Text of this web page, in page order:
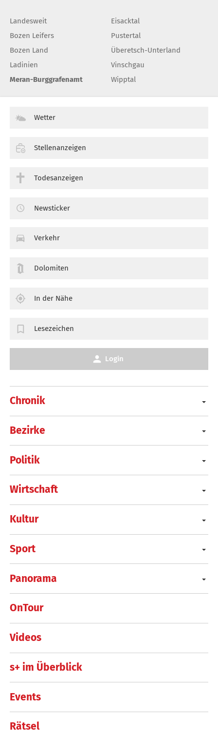
Landesweit
Bozen Leifers
Bozen Land
Ladinien
Meran-Burggrafenamt
Eisacktal
Pustertal
Überetsch-Unterland
Vinschgau
Wipptal
Chronik
Bezirke
Politik
Wirtschaft
Kultur
Sport
Panorama
OnTour
Videos
s+ im Überblick
Events
Rätsel
Wetter
Stellenanzeigen
Todesanzeigen
Newsticker
Verkehr
Dolomiten
In der Nähe
Lesezeichen
Login